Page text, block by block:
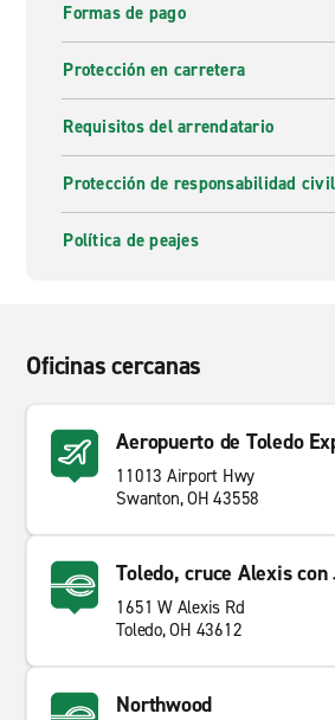
Formas de pago
Protección en carretera
Requisitos del arrendatario
Protección de responsabilidad
Política de peajes
Oficinas cercanas
Aeropuerto de Toledo
11013 Airport Hwy
Swanton, OH 43558
Toledo, cruce Alexis con
1651 W Alexis Rd
Toledo, OH 43612
Northwood